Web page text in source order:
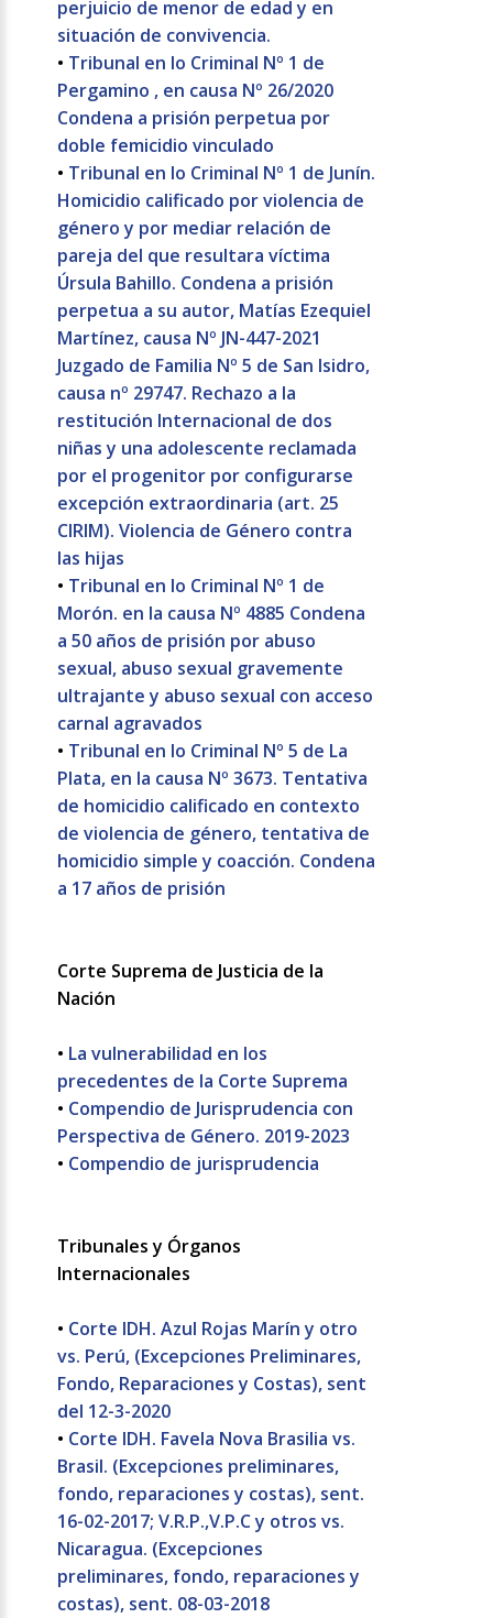
perjuicio de menor de edad y en
situación de convivencia.
• Tribunal en lo Criminal Nº 1 de
Pergamino , en causa Nº 26/2020
Condena a prisión perpetua por
doble femicidio vinculado
• Tribunal en lo Criminal Nº 1 de Junín.
Homicidio calificado por violencia de
género y por mediar relación de
pareja del que resultara víctima
Úrsula Bahillo. Condena a prisión
perpetua a su autor, Matías Ezequiel
Martínez, causa Nº JN-447-2021
Juzgado de Familia Nº 5 de San Isidro,
causa nº 29747. Rechazo a la
restitución Internacional de dos
niñas y una adolescente reclamada
por el progenitor por configurarse
excepción extraordinaria (art. 25
CIRIM). Violencia de Género contra
las hijas
• Tribunal en lo Criminal Nº 1 de
Morón. en la causa Nº 4885 Condena
a 50 años de prisión por abuso
sexual, abuso sexual gravemente
ultrajante y abuso sexual con acceso
carnal agravados
• Tribunal en lo Criminal Nº 5 de La
Plata, en la causa Nº 3673. Tentativa
de homicidio calificado en contexto
de violencia de género, tentativa de
homicidio simple y coacción. Condena
a 17 años de prisión
Corte Suprema de Justicia de la
Nación
• La vulnerabilidad en los
precedentes de la Corte Suprema
• Compendio de Jurisprudencia con
Perspectiva de Género. 2019-2023
• Compendio de jurisprudencia
Tribunales y Órganos
Internacionales
• Corte IDH. Azul Rojas Marín y otro
vs. Perú, (Excepciones Preliminares,
Fondo, Reparaciones y Costas), sent
del 12-3-2020
• Corte IDH. Favela Nova Brasilia vs.
Brasil. (Excepciones preliminares,
fondo, reparaciones y costas), sent.
16-02-2017; V.R.P.,V.P.C y otros vs.
Nicaragua. (Excepciones
preliminares, fondo, reparaciones y
costas), sent. 08-03-2018